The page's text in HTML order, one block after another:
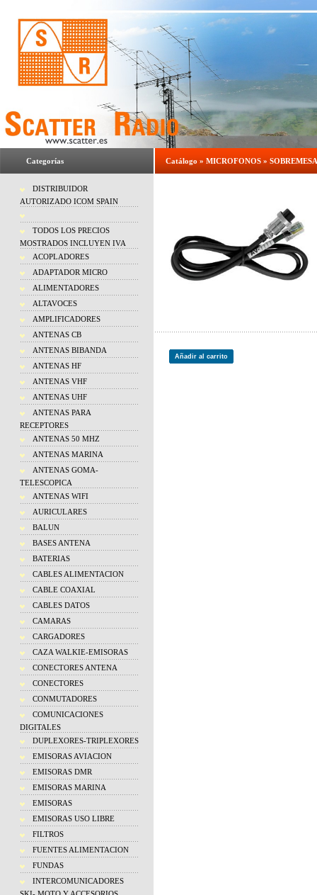
Categorías
DISTRIBUIDOR
AUTORIZADO ICOM SPAIN
TODOS LOS PRECIOS
MOSTRADOS INCLUYEN IVA
ACOPLADORES
ADAPTADOR MICRO
ALIMENTADORES
ALTAVOCES
AMPLIFICADORES
ANTENAS CB
ANTENAS BIBANDA
ANTENAS HF
ANTENAS VHF
ANTENAS UHF
ANTENAS PARA
RECEPTORES
ANTENAS 50 MHZ
ANTENAS MARINA
ANTENAS GOMA-
TELESCOPICA
ANTENAS WIFI
AURICULARES
BALUN
BASES ANTENA
BATERIAS
CABLES ALIMENTACION
CABLE COAXIAL
CABLES DATOS
CAMARAS
CARGADORES
CAZA WALKIE-EMISORAS
CONECTORES ANTENA
CONECTORES
CONMUTADORES
COMUNICACIONES
DIGITALES
DUPLEXORES-TRIPLEXORES
EMISORAS AVIACION
EMISORAS DMR
EMISORAS MARINA
EMISORAS
EMISORAS USO LIBRE
FILTROS
FUENTES ALIMENTACION
FUNDAS
INTERCOMUNICADORES
Catálogo » MICROFONOS » SOBREMESA
Añadir al carrito